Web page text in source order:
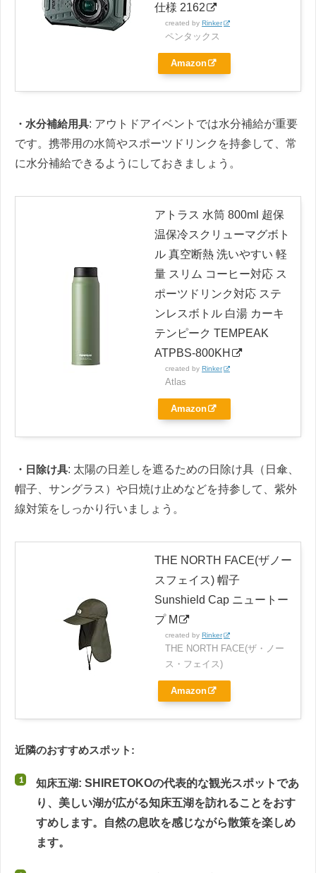
仕様 2162
created by Rinker
ペンタックス
Amazon
・水分補給用具: アウトドアイベントでは水分補給が重要
です。携帯用の水筒やスポーツドリンクを持参して、常
に水分補給できるようにしておきましょう。
アトラス 水筒 800ml 超保
温保冷スクリューマグボト
ル 真空断熱 洗いやすい 軽
量 スリム コーヒー対応 ス
ポーツドリンク対応 ステ
ンレスボトル 白湯 カーキ
テンピーク TEMPEAK
ATPBS-800KH
created by Rinker
Atlas
Amazon
・日除け具: 太陽の日差しを遮るための日除け具（日傘、
帽子、サングラス）や日焼け止めなどを持参して、紫外
線対策をしっかり行いましょう。
THE NORTH FACE(ザノー
スフェイス) 帽子
Sunshield Cap ニュートー
プ M
created by Rinker
THE NORTH FACE(ザ・ノー
ス・フェイス)
Amazon
近隣のおすすめスポット:
知床五湖: SHIRETOKOの代表的な観光スポットであ
り、美しい湖が広がる知床五湖を訪れることをおす
すめします。自然の息吹を感じながら散策を楽しめ
ます。